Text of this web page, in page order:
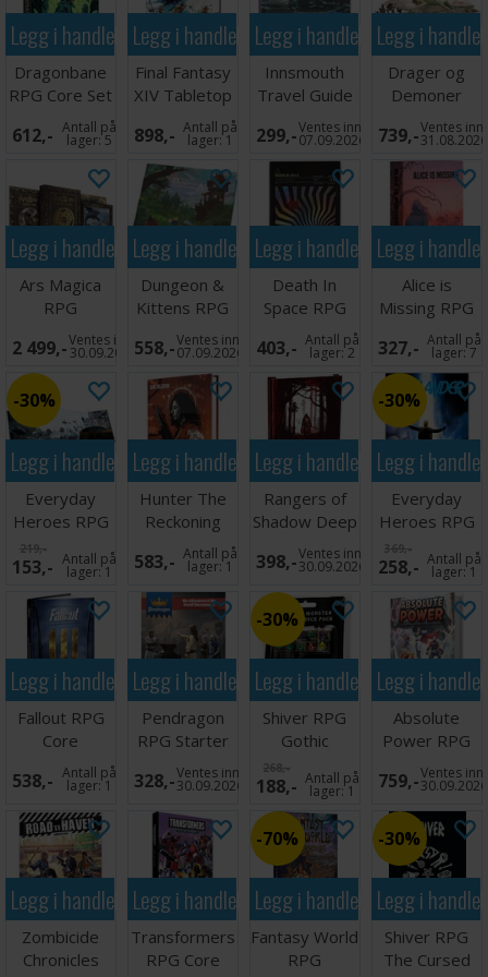
Legg i handlekurven
Dragonbane
RPG Core Set
612,- Antall på
lager:5
Legg i handlekurven
Final Fantasy
XIV Tabletop
Game
Rulebook
898,- Antall på
lager:1
Legg i handlekurven
Innsmouth
Travel Guide
Brettspill
299,-Ventes inn
07.09.2026
Legg i
Drager og
Demoner
Grunnboks
739,-Ventes inn
31.08.2026
Legg i handlekurven
Ars Magica
RPG
Definitive
Edition
2 499,-Ventes inn
30.09.2026
Legg i handlekurven
Dungeon &
Kittens RPG
Core
Rulebook
558,-Ventes inn
07.09.2026
Legg i handlekurven
Death In
Space RPG
Core Rules
403,- Antall på
lager:2
Legg i
Alice is
Missing RPG
327,- Antall på
lager:7
Legg i handlekurven
30%
Everyday
Heroes RPG
GM Screen
219,-
153,- Antall på
lager:1
Legg i handlekurven
Hunter The
Reckoning
RPG Core
Rulebook
583,- Antall på
lager:1
Legg i handlekurven
Rangers of
Shadow Deep
RPG
398,-Ventes inn
30.09.2026
Legg i
30%
Everyday
Heroes RPG
Highlander
369,-
258,- Antall på
lager:1
Legg i handlekurven
Fallout RPG
Core
Rulebook
538,- Antall på
lager:1
Legg i handlekurven
Pendragon
RPG Starter
Set
328,-Ventes inn
30.09.2026
Legg i handlekurven
30%
Shiver RPG
Gothic
Monster Dice
Pack
268,-
188,- Antall på
lager:1
Legg i
Absolute
Power RPG
Book One
System
759,-Ventes inn
30.09.2026
Legg i handlekurven
Zombicide
Chronicles
Legg i handlekurven
Transformers
RPG Core
Legg i handlekurven
70%
Fantasy World
RPG
Legg i
30%
Shiver RPG
The Cursed